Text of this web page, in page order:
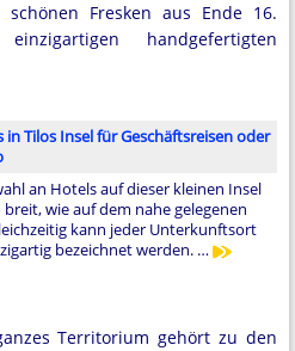
Fresken aus Ende 16.
handgefertigten
in Tilos Insel für Geschäftsreisen oder
an Hotels auf dieser kleinen Insel
wie auf dem nahe gelegenen
kann jeder Unterkunftsort
bezeichnet werden. …
Territorium gehört zu den